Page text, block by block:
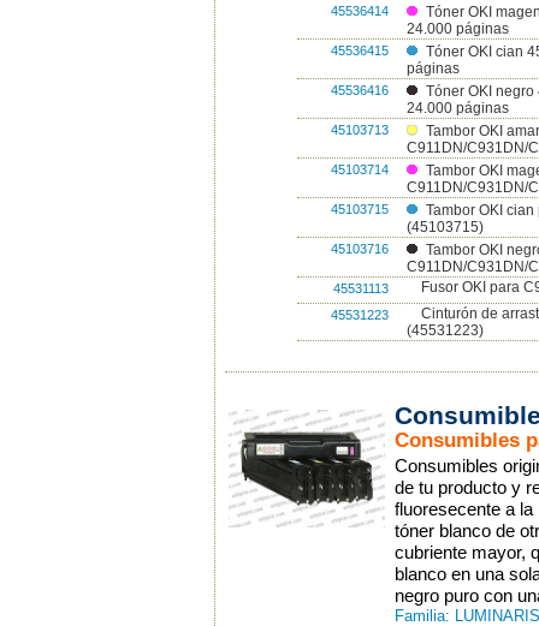
45536414
Tóner OKI
24.000 páginas
45536415
Tóner OKI cian
páginas
45536416
Tóner OKI
24.000 páginas
45103713
Tambor OKI
C911DN/C931DN/
45103714
Tambor OKI
C911DN/C931DN/
45103715
Tambor OKI
(45103715)
45103716
Tambor OKI
C911DN/C931DN/
45531113 Fusor OKI para
45531223
Cinturón de
(45531223)
Consumibles
Consumibles
de tu producto y
fluoresecente a
tóner blanco de
cubriente mayor,
blanco en una
negro puro con
Familia: